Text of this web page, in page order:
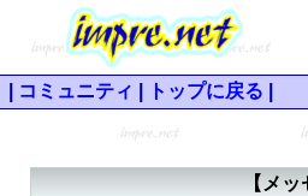
コミュニティ トップに戻る
【メ